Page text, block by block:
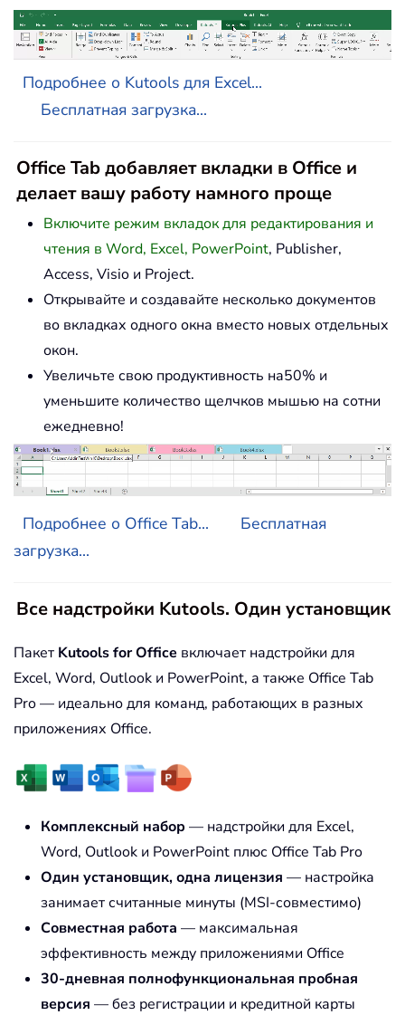
Подробнее о Kutools для Excel...
Бесплатная загрузка...
Office Tab добавляет вкладки в Office и
делает вашу работу намного проще
Включите режим вкладок для редактирования и
чтения в Word, Excel, PowerPoint, Publisher,
Access, Visio и Project.
Открывайте и создавайте несколько документов
во вкладках одного окна вместо новых отдельных
окон.
Увеличьте свою продуктивность на50% и
уменьшите количество щелчков мышью на сотни
ежедневно!
Подробнее о Office Tab...
Бесплатная
загрузка...
Все надстройки Kutools. Один установщик
Пакет Kutools for Office включает надстройки для
Excel, Word, Outlook и PowerPoint, а также Office Tab
Pro — идеально для команд, работающих в разных
приложениях Office.
Комплексный набор — надстройки для Excel,
Word, Outlook и PowerPoint плюс Office Tab Pro
Один установщик, одна лицензия — настройка
занимает считанные минуты (MSI-совместимо)
Совместная работа — максимальная
эффективность между приложениями Office
30-дневная полнофункциональная пробная
версия — без регистрации и кредитной карты